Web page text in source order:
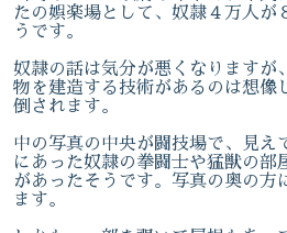
たの娯楽場として、奴隷４万人が
うです。
奴隷の話は気分が悪くなりますが
物を建造する技術があるのは想像
倒されます。
中の写真の中央が闘技場で、見え
にあった奴隷の拳闘士や猛獣の部
があったそうです。写真の奥の方
ます。